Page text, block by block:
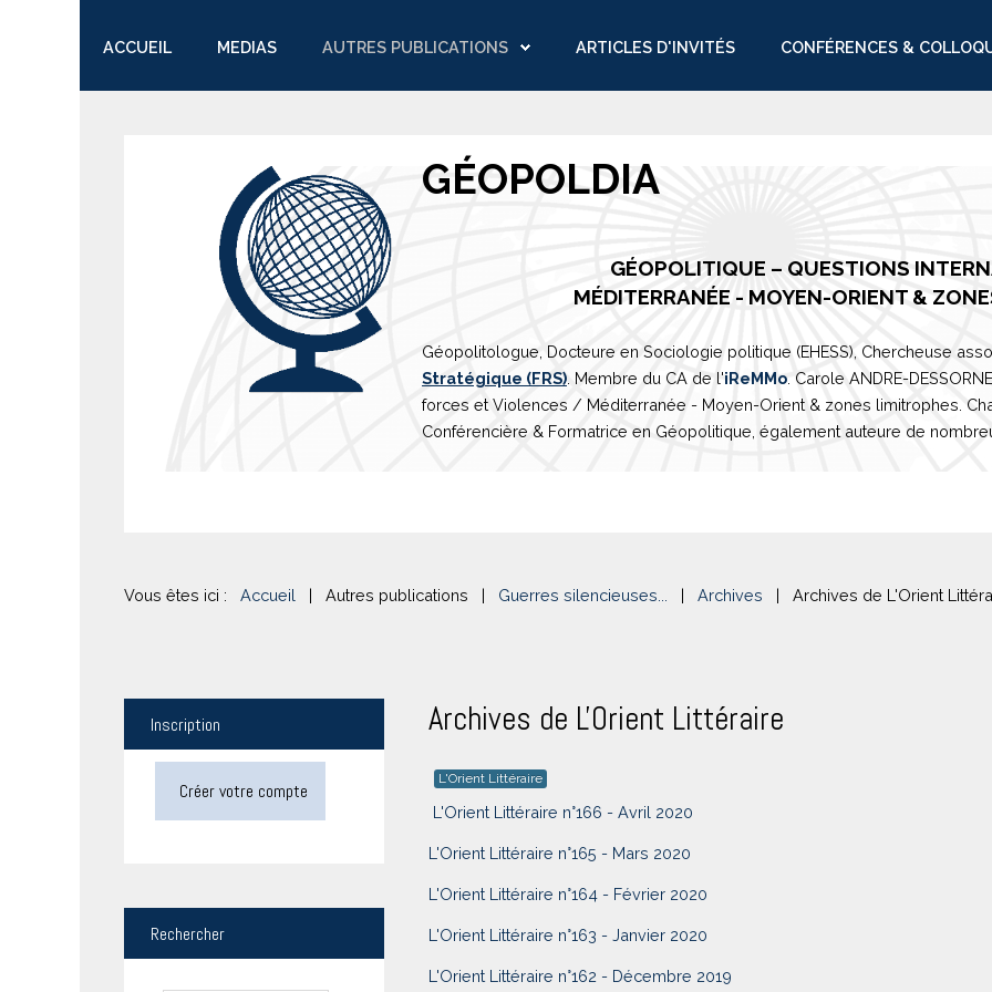
ACCUEIL MEDIAS AUTRES PUBLICATIONS ARTICLES D'INVITÉS CONFÉRENCES &
GÉOPOLDIA
GÉOPOLITIQUE – QUESTIONS
MÉDITERRANÉE - MOYEN-ORIENT &
Géopolitologue, Docteure en Sociologie politique (EHESS), Chercheuse
Stratégique (FRS) . Membre du CA de l'iReMMo . Carole ANDRE-
forces et Violences / Méditerranée - Moyen-Orient & zones limitrophes.
Conférencière & Formatrice en Géopolitique, également auteure de
Vous êtes ici : Accueil | Autres publications | Guerres silencieuses... | Archives | Archives de L'Orient
Archives de L'Orient Littéraire
L'Orient Littéraire
L'Orient Littéraire n°166 - Avril 2020
L'Orient Littéraire n°165 - Mars 2020
L'Orient Littéraire n°164 - Février 2020
L'Orient Littéraire n°163 - Janvier 2020
L'Orient Littéraire n°162 - Décembre 2019
Inscription
Créer votre compte
Rechercher